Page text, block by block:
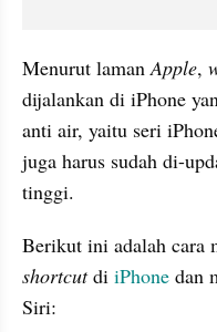
Menurut laman Apple,
dijalankan di iPhone
anti air, yaitu seri
juga harus sudah di-
tinggi.
Berikut ini adalah cara
shortcut di iPhone dan
Siri: